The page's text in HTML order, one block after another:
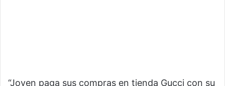
“Joven paga sus compras en tienda Gucci con su